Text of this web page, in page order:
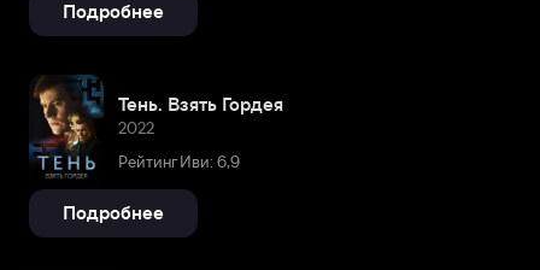
Подробнее
Тень. Взять Гордея
2022
Рейтинг Иви: 6,9
Подробнее